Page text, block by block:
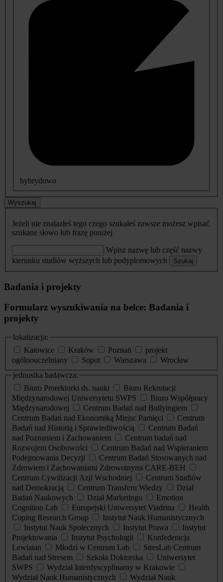
hybrydowo
Wyszukaj
Jeżeli nie znalazłeś tego czego szukałeś zawsze możesz wpisać
szukane słowo lub frazę poniżej
Wpisz nazwę lub część nazwy
kierunku studiów wyższych lub podyplomowych
Szukaj
Badania i projekty
Formularz wyszukiwania na belce: Badania i
projekty
lokalizacja:
Katowice
Kraków Poznań
projekt
ogólnouczelniany
Sopot Warszawa
Wrocław
jednostka badawcza:
Biuro Prorektorki ds. nauki
Biuro Rekrutacji
Międzynarodowej Uniwersytetu SWPS
Biuro Współpracy
Międzynarodowej
Centrum Badań nad Bullyingiem
Centrum Badań nad Ekonomiką Miejsc Pamięci
Centrum
Badań nad Historią i Sprawiedliwością
Centrum Badań
nad Poznaniem i Zachowaniem
Centrum badań nad
Rozwojem Osobowości
Centrum Badań nad Wspieraniem
Podejmowania Decyzji
Centrum Badań Stosowanych nad
Zdrowiem i Zachowaniami Zdrowotnymi CARE-BEH
Centrum Cywilizacji Azji Wschodniej
Centrum Studiów
nad Demokracją
Centrum Transferu Wiedzy
Dział
Badań Naukowych
Dział Marketingu
Emotion
Cognition Lab
Europejski Uniwersytet Viadrina
Health
Coping Research Group
Instytut Nauk Humanistycznych
Instytut Nauk Społecznych
Instytut Prawa
Instytut
Projektowania
Instytut Psychologii
Konfederacja
Lewiatan
Młodzi w Centrum Lab
StresLab Centrum
Badań nad Stresem
Szkoła Doktorska
Uniwersytet
SWPS
Wydział Interdyscyplinarny w Krakowie
Wydział Nauk Humanistycznych
Wydział Nauk